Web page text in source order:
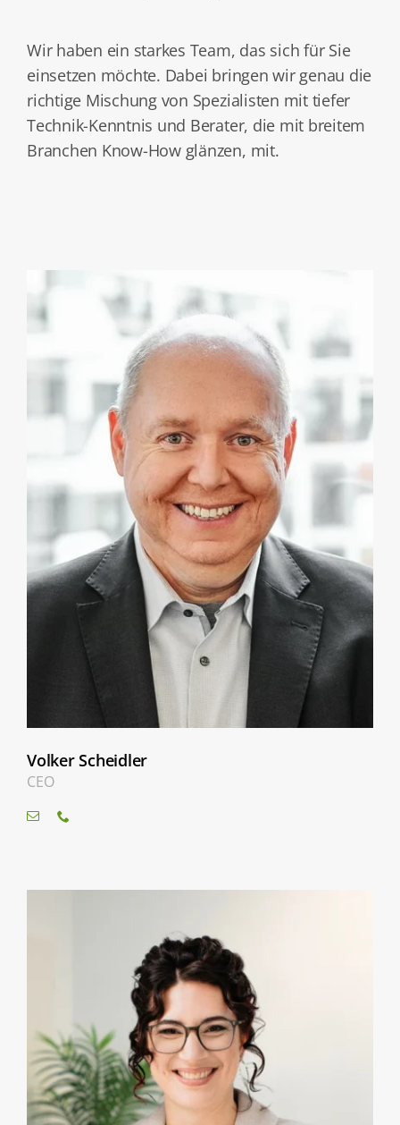
Wir haben ein starkes Team, das sich für Sie
einsetzen möchte. Dabei bringen wir genau die
richtige Mischung von Spezialisten mit tiefer
Technik-Kenntnis und Berater, die mit breitem
Branchen Know-How glänzen, mit.
Volker Scheidler
CEO